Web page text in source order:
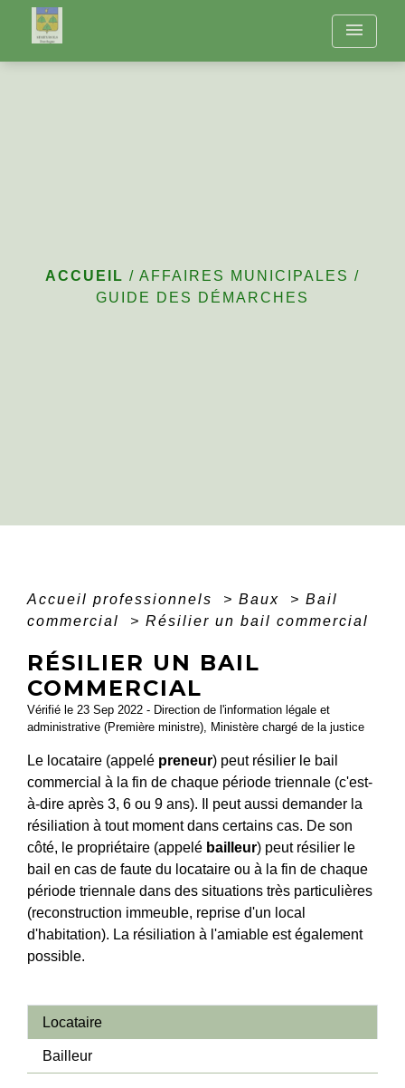
menu
ACCUEIL / AFFAIRES MUNICIPALES /
GUIDE DES DÉMARCHES
Accueil professionnels > Baux > Bail
commercial
> Résilier un bail commercial
RÉSILIER UN BAIL
COMMERCIAL
Vérifié le 23 Sep 2022 - Direction de l'information légale et
administrative (Première ministre), Ministère chargé de la justice
Le locataire (appelé preneur) peut résilier le bail
commercial à la fin de chaque période triennale (c'est-
à-dire après 3, 6 ou 9 ans). Il peut aussi demander la
résiliation à tout moment dans certains cas. De son
côté, le propriétaire (appelé bailleur) peut résilier le
bail en cas de faute du locataire ou à la fin de chaque
période triennale dans des situations très particulières
(reconstruction immeuble, reprise d'un local
d'habitation). La résiliation à l'amiable est également
possible.
Locataire
Bailleur